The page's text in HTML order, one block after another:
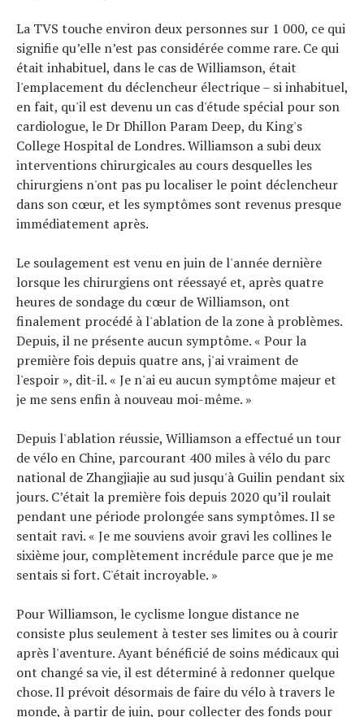
La TVS touche environ deux personnes sur 1 000, ce qui
signifie qu’elle n’est pas considérée comme rare. Ce qui
était inhabituel, dans le cas de Williamson, était
l'emplacement du déclencheur électrique – si inhabituel,
en fait, qu'il est devenu un cas d'étude spécial pour son
cardiologue, le Dr Dhillon Param Deep, du King's
College Hospital de Londres. Williamson a subi deux
interventions chirurgicales au cours desquelles les
chirurgiens n'ont pas pu localiser le point déclencheur
dans son cœur, et les symptômes sont revenus presque
immédiatement après.
Le soulagement est venu en juin de l'année dernière
lorsque les chirurgiens ont réessayé et, après quatre
heures de sondage du cœur de Williamson, ont
finalement procédé à l'ablation de la zone à problèmes.
Depuis, il ne présente aucun symptôme. « Pour la
première fois depuis quatre ans, j'ai vraiment de
l'espoir », dit-il. « Je n'ai eu aucun symptôme majeur et
je me sens enfin à nouveau moi-même. »
Depuis l'ablation réussie, Williamson a effectué un tour
de vélo en Chine, parcourant 400 miles à vélo du parc
national de Zhangjiajie au sud jusqu'à Guilin pendant six
jours. C’était la première fois depuis 2020 qu’il roulait
pendant une période prolongée sans symptômes. Il se
sentait ravi. « Je me souviens avoir gravi les collines le
sixième jour, complètement incrédule parce que je me
sentais si fort. C'était incroyable. »
Pour Williamson, le cyclisme longue distance ne
consiste plus seulement à tester ses limites ou à courir
après l'aventure. Ayant bénéficié de soins médicaux qui
ont changé sa vie, il est déterminé à redonner quelque
chose. Il prévoit désormais de faire du vélo à travers le
monde, à partir de juin, pour collecter des fonds pour